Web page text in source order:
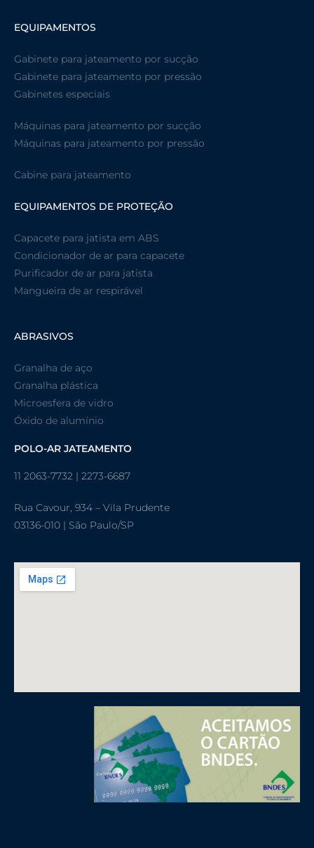
EQUIPAMENTOS
Gabinete para jateamento por sucção
Gabinete para jateamento por pressão
Gabinetes especiais
Máquinas para jateamento por sucção
Máquinas para jateamento por pressão
Cabine para jateamento
EQUIPAMENTOS DE PROTEÇÃO
Capacete para jatista em ABS
Condicionador de ar para capacete
Purificador de ar para jatista
Mangueira de ar respirável
ABRASIVOS
Granalha de aço
Granalha plástica
Microesfera de vidro
Óxido de alumínio
POLO-AR JATEAMENTO
11 2063-7732 | 2273-6687
Rua Cavour, 934 – Vila Prudente
03136-010 | São Paulo/SP